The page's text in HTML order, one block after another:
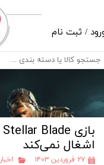
/ ثبت نام
حساب کاربری من
تغییر گذر واژه
خروج از حساب کاربری
اشغال نمی‌کند
۲۷ فروردین ۱۴۰۳ اخبار